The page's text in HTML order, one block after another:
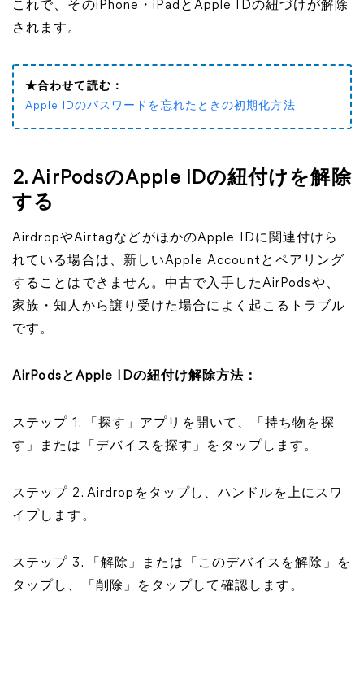
これで、そのiPhone・iPadとApple IDの紐づけが解除
されます。
★合わせて読む：
Apple IDのパスワードを忘れたときの初期化方法
2. AirPodsのApple IDの紐付けを解除
する
AirdropやAirtagなどがほかのApple IDに関連付けら
れている場合は、新しいApple Accountとペアリング
することはできません。中古で入手したAirPodsや、
家族・知人から譲り受けた場合によく起こるトラブル
です。
AirPodsとApple IDの紐付け解除方法：
ステップ 1. 「探す」アプリを開いて、「持ち物を探
す」または「デバイスを探す」をタップします。
ステップ 2. Airdropをタップし、ハンドルを上にスワ
イプします。
ステップ 3. 「解除」または「このデバイスを解除」を
タップし、「削除」をタップして確認します。